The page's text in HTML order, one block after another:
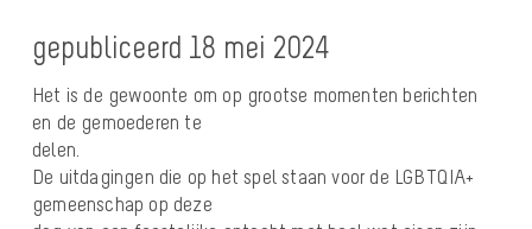
gepubliceerd 18 mei 2024
Het is de gewoonte om op grootse momenten berichten
en de gemoederen te
delen.
De uitdagingen die op het spel staan voor de LGBTQIA+
gemeenschap op deze